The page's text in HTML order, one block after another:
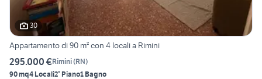
30
Appartamento di 90 m² con 4 locali a Rimini
295.000 €Rimini(RN)
90 mq4 Locali2° Piano1 Bagno